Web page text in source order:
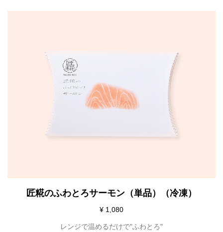
匠糀のふわとろサーモン（単品）（冷凍）
¥ 1,080
レンジで温めるだけで"ふわとろ"